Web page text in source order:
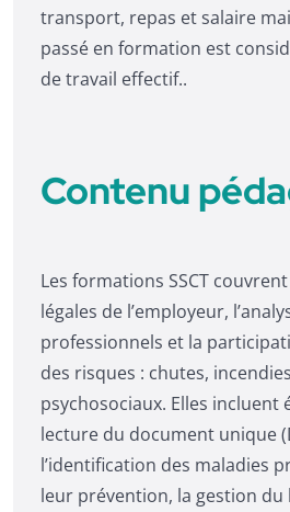
transport, repas et salaire
passé en formation est
de travail effectif..
Contenu
Les formations SSCT
légales de l’employeur,
professionnels et la
des risques : chutes,
psychosociaux. Elles incluent
lecture du document unique
l’identification des maladies
leur prévention, la gestion